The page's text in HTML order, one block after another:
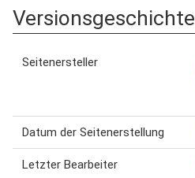
Versionsgeschichte
Seitenersteller
Datum der Seitenerstellung
Letzter Bearbeiter